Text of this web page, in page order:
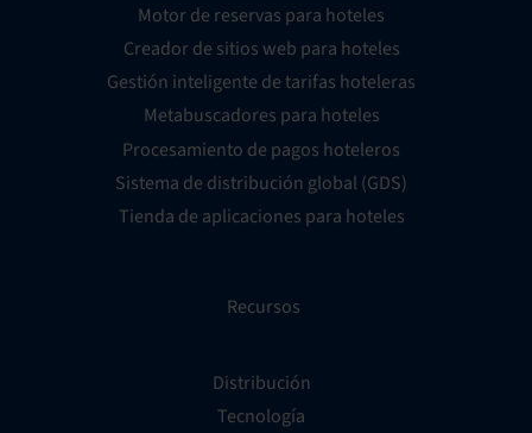
Motor de reservas para hoteles
Creador de sitios web para hoteles
Gestión inteligente de tarifas hoteleras
Metabuscadores para hoteles
Procesamiento de pagos hoteleros
Sistema de distribución global (GDS)
Tienda de aplicaciones para hoteles
Recursos
Distribución
Tecnología